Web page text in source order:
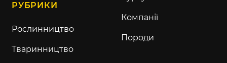
РУБРИКИ
Рослинництво
Тваринництво
Компанії
Породи